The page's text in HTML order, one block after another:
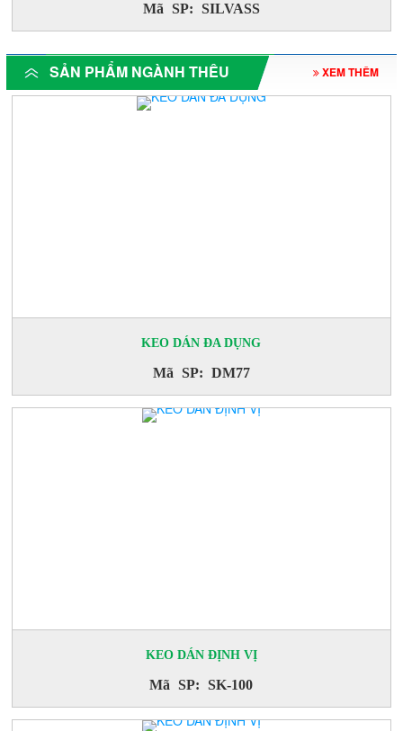
Mã SP: SILVASS
SẢN PHẨM NGÀNH THÊU XEM THÊM
KEO DÁN ĐA DỤNG
Mã SP: DM77
KEO DÁN ĐỊNH VỊ
Mã SP: SK-100